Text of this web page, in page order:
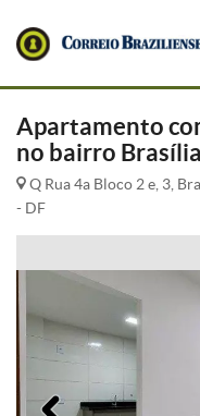
Apartamento
no bairro
Q Rua 4a Bloco 2 e, 3,
- DF
Anterior